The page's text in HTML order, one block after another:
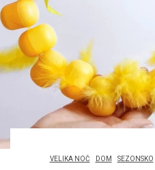
VELIKA NOČ DOM SEZONSKO